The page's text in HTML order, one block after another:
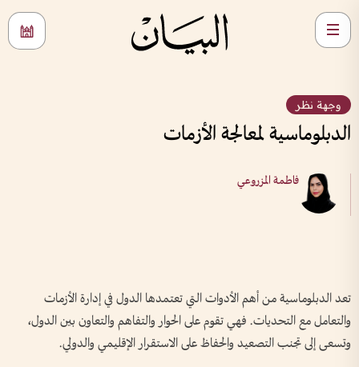
وجهة نظر
الدبلوماسية لمعالجة الأزمات
فاطمة المزروعي
تعد الدبلوماسية من أهم الأدوات التي تعتمدها الدول في إدارة الأزمات
والتعامل مع التحديات. فهي تقوم على الحوار والتفاهم والتعاون بين الدول،
وتسعى إلى تجنب التصعيد والحفاظ على الاستقرار الإقليمي والدولي.